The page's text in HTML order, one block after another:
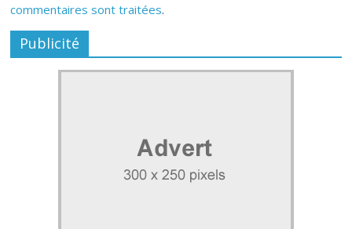
commentaires sont traitées.
Publicité